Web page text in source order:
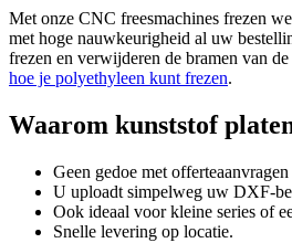
Met onze CNC freesmachines frezen
met hoge nauwkeurigheid al uw
frezen en verwijderen de bramen van
hoe je polyethyleen kunt frezen.
Waarom kunststof
Geen gedoe met
U uploadt simpelweg uw DXF-
Ook ideaal voor kleine series of
Snelle levering op locatie.